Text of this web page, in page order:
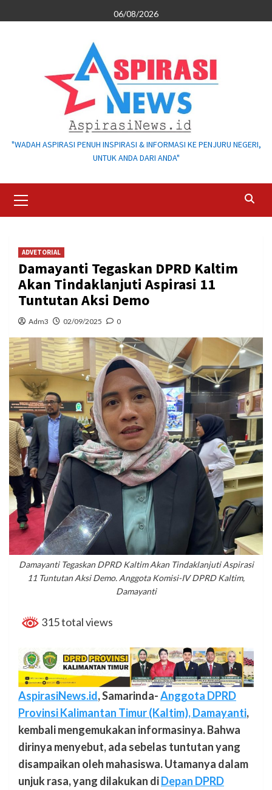
to
06/08/2026
"WADAH ASPIRASI PENUH INSPIRASI & INFORMASI KE PENJURU NEGERI,
UNTUK ANDA DARI ANDA"
Menu
ADVETORIAL
Damayanti Tegaskan DPRD Kaltim
Akan Tindaklanjuti Aspirasi 11
Tuntutan Aksi Demo
Adm3 02/09/2025 0
Damayanti Tegaskan DPRD Kaltim Akan Tindaklanjuti Aspirasi
11 Tuntutan Aksi Demo. Anggota Komisi-IV DPRD Kaltim,
Damayanti
315 total views
AspirasiNews.id, Samarinda-Anggota DPRD
Provinsi Kalimantan Timur (Kaltim), Damayanti,
kembali mengemukakan informasinya. Bahwa
dirinya menyebut, ada sebelas tuntutan yang
disampaikan oleh mahasiswa. Utamanya dalam
unjuk rasa, yang dilakukan diDepan DPRD